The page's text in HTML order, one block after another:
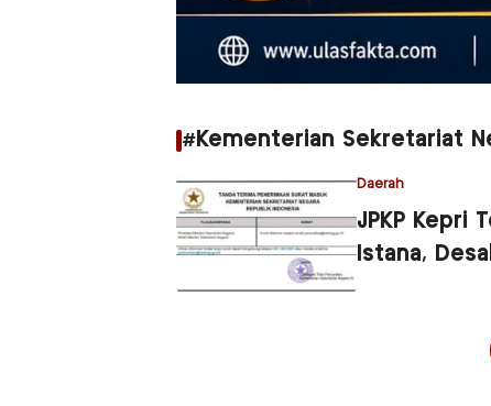
#Kementerian Sekretariat
Daerah
JPKP Kepri
Istana,